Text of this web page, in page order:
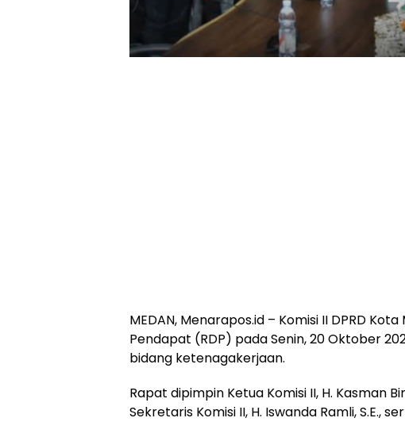
MEDAN, Menarapos.id – Komisi II DPRD
Pendapat (RDP) pada Senin, 20 Oktober
bidang ketenagakerjaan.
Rapat dipimpin Ketua Komisi II, H. Kasman
Sekretaris Komisi II, H. Iswanda Ramli, S.E.,